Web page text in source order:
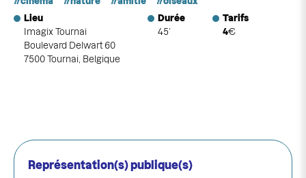
Lieu
Imagix Tournai
Boulevard Delwart 60
7500 Tournai, Belgique
Durée
45’
Tarifs
4€
Représentation(s) publique(s)